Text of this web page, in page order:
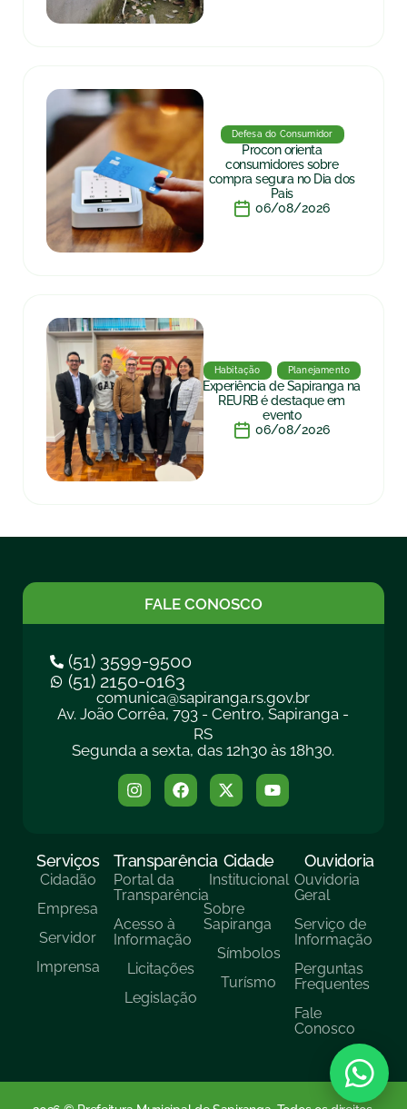
Defesa do Consumidor
Procon orienta
consumidores sobre
compra segura no Dia dos
Pais
06/08/2026
Habitação Planejamento
Experiência de Sapiranga na
REURB é destaque em
evento
06/08/2026
FALE CONOSCO
(51) 3599-9500
(51) 2150-0163
comunica@sapiranga.rs.gov.br
Av. João Corrêa, 793 - Centro, Sapiranga -
RS
Segunda a sexta, das 12h30 às 18h30.
Serviços
Cidadão
Empresa
Servidor
Imprensa
Transparência
Portal da
Transparência
Acesso à
Informação
Licitações
Legislação
Cidade
Institucional
Sobre
Sapiranga
Símbolos
Turísmo
Ouvidoria
Ouvidoria
Geral
Serviço de
Informação
Perguntas
Frequentes
Fale
Conosco